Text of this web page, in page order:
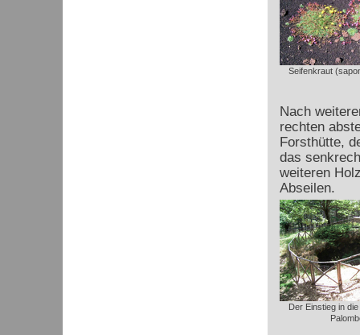
Seifenkraut
Nach
rechten
Forsthütte,
das
weiteren
Abseilen.
Der Einstieg in